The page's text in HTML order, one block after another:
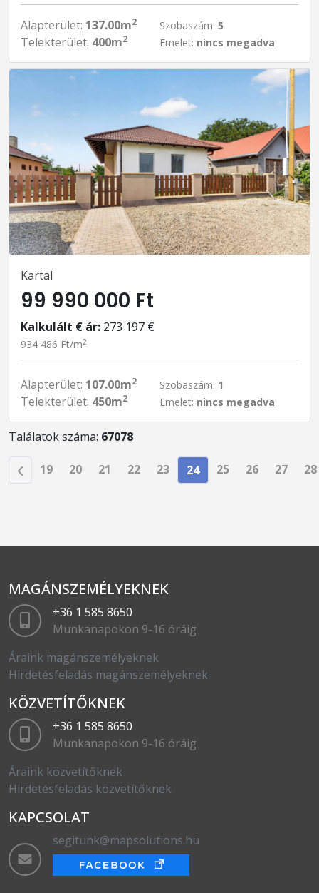
Alapterület: 137.00m2
Telekterület: 400m2
Szobaszám: 5
Emelet: nincs megadva
Kartal
99 990 000 Ft
Kalkulált € ár: 273 197 €
934 486 Ft/m2
Alapterület: 107.00m2
Telekterület: 450m2
Szobaszám: 1
Emelet: nincs megadva
Találatok száma: 67078
19 20 21 22 23 24 25 26 27 28
MAGÁNSZEMÉLYEKNEK
+36 1 585 8650
Munkanapokon 9-16 óráig
Áraink magánszemélyeknek
Hirdetésfeladás magánszemélyeknek
KÖZVETÍTŐKNEK
+36 1 585 8650
Munkanapokon 9-16 óráig
Áraink közvetítőknek
Hirdetésfeladás közvetítőknek
KAPCSOLAT
segitunk@mapsolutions.hu